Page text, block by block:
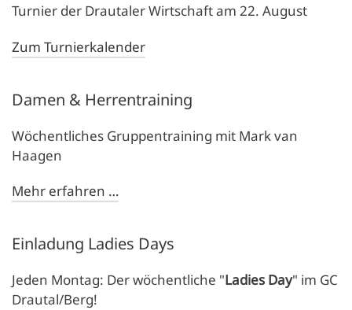
Turnier der Drautaler Wirtschaft am 22. August
Zum Turnierkalender
Damen & Herrentraining
Wöchentliches Gruppentraining mit Mark van
Haagen
Mehr erfahren …
Einladung Ladies Days
Jeden Montag: Der wöchentliche "Ladies Day" im GC
Drautal/Berg!